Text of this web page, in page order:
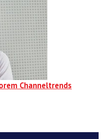
Channeltrends